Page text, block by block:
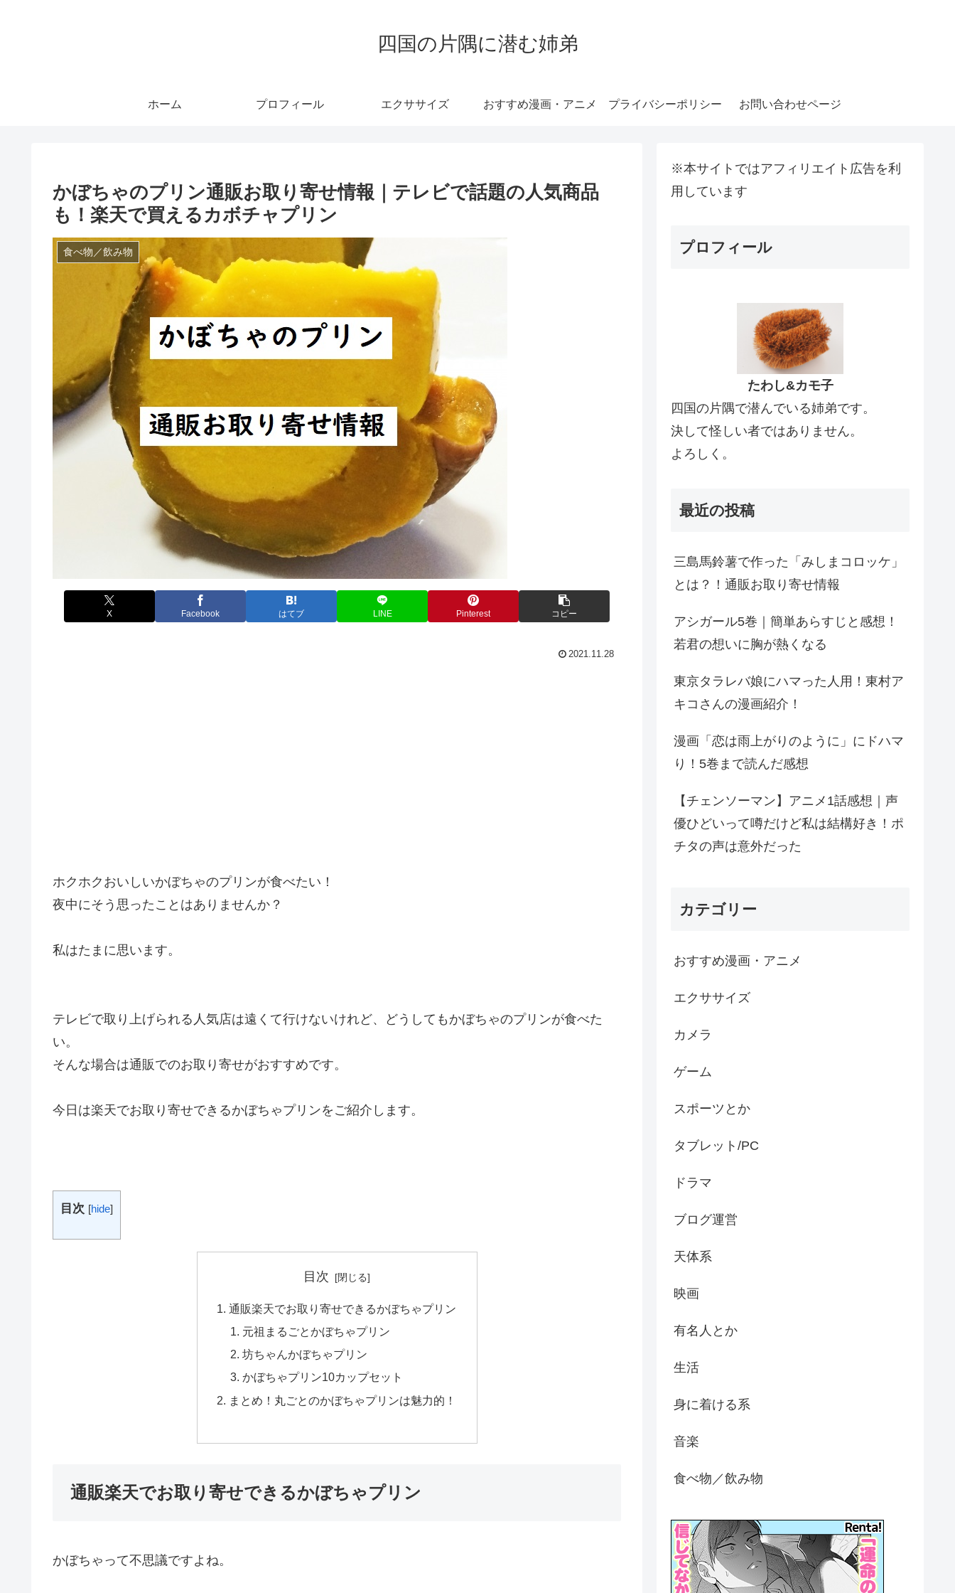
四国の片隅に潜む姉弟
ホーム プロフィール エクササイズ おすすめ漫画・アニメ プライバシーポリシー お問い合わせページ
かぼちゃのプリン通販お取り寄せ情報｜テレビで話題の人気商品
も！楽天で買えるカボチャプリン
食べ物／飲み物
X Facebook はてブ LINE Pinterest コピー
2021.11.28
ホクホクおいしいかぼちゃのプリンが食べたい！
夜中にそう思ったことはありませんか？
私はたまに思います。
テレビで取り上げられる人気店は遠くて行けないけれど、どうしてもかぼちゃのプリンが食べた
い。
そんな場合は通販でのお取り寄せがおすすめです。
今日は楽天でお取り寄せできるかぼちゃプリンをご紹介します。
目次 [hide]
目次
通販楽天でお取り寄せできるかぼちゃプリン
元祖まるごとかぼちゃプリン
坊ちゃんかぼちゃプリン
かぼちゃプリン10カップセット
まとめ！丸ごとのかぼちゃプリンは魅力的！
通販楽天でお取り寄せできるかぼちゃプリン
かぼちゃって不思議ですよね。
※本サイトではアフィリエイト広告を利
用しています
プロフィール
たわし&カモ子
四国の片隅で潜んでいる姉弟です。
決して怪しい者ではありません。
よろしく。
最近の投稿
三島馬鈴薯で作った「みしまコロッケ」
とは？！通販お取り寄せ情報
アシガール5巻｜簡単あらすじと感想！
若君の想いに胸が熱くなる
東京タラレバ娘にハマった人用！東村ア
キコさんの漫画紹介！
漫画「恋は雨上がりのように」にドハマ
り！5巻まで読んだ感想
【チェンソーマン】アニメ1話感想｜声
優ひどいって噂だけど私は結構好き！ポ
チタの声は意外だった
カテゴリー
おすすめ漫画・アニメ
エクササイズ
カメラ
ゲーム
スポーツとか
タブレット/PC
ドラマ
ブログ運営
天体系
映画
有名人とか
生活
身に着ける系
音楽
食べ物／飲み物